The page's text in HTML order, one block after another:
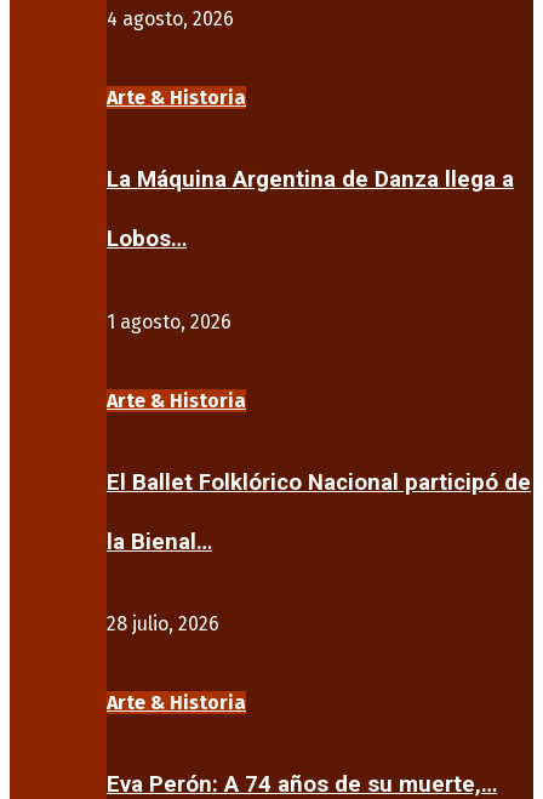
4 agosto, 2026
Arte & Historia
La Máquina Argentina de Danza llega a
Lobos…
1 agosto, 2026
Arte & Historia
El Ballet Folklórico Nacional participó de
la Bienal…
28 julio, 2026
Arte & Historia
Eva Perón: A 74 años de su muerte,…